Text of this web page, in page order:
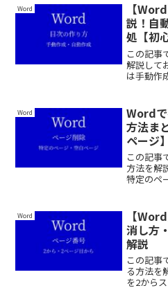
Word
【
説！自
処【初
この記事
解説して
は手動作
で、ぜひ
い。
Word
Word
方法ま
ページ】
この記事
方法を解
特定のペ
Word
【
消し方
解説
この記事
る方法を
を2から